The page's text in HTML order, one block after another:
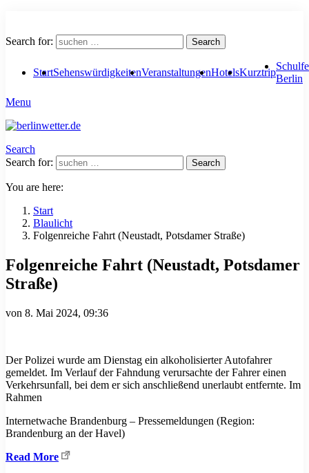
Search for: Search
StartSehenswürdigkeitenVeranstaltungenHotelsKurztrip
Berlin
Menu
Search
Search for:
Search
You are here:
Start
Blaulicht
Folgenreiche Fahrt (Neustadt, Potsdamer Straße)
Folgenreiche Fahrt (Neustadt, Potsdamer
Straße)
von 8. Mai 2024, 09:36
Der Polizei wurde am Dienstag ein alkoholisierter Autofahrer
gemeldet. Im Verlauf der Fahndung verursachte der Fahrer einen
Verkehrsunfall, bei dem er sich anschließend unerlaubt entfernte. Im
Rahmen
Internetwache Brandenburg – Pressemeldungen (Region:
Brandenburg an der Havel)
Read More